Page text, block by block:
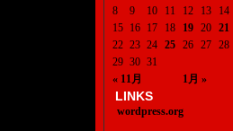
« 11月 1月 »
8
9 10 11 12 13
14
15
16 17 18 19 20
21
22 23 24 25 26 27
28
29 30 31
LINKS
wordpress.org